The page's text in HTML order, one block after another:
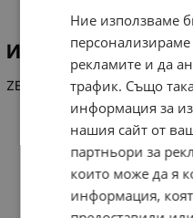
ИНФОРМАЦИЯ
ZENER
Ние използваме
рекламите и да
трафик. Също
информация за
нашия сайт от
партньори за
които може да я
информация,